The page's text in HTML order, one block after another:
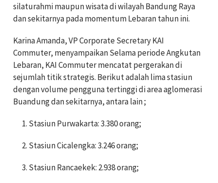
silaturahmi maupun wisata di wilayah Bandung Raya
dan sekitarnya pada momentum Lebaran tahun ini.
Karina Amanda, VP Corporate Secretary KAI
Commuter, menyampaikan Selama periode Angkutan
Lebaran, KAI Commuter mencatat pergerakan di
sejumlah titik strategis. Berikut adalah lima stasiun
dengan volume pengguna tertinggi di area aglomerasi
Buandung dan sekitarnya, antara lain ;
Stasiun Purwakarta: 3.380 orang;
Stasiun Cicalengka: 3.246 orang;
Stasiun Rancaekek: 2.938 orang;